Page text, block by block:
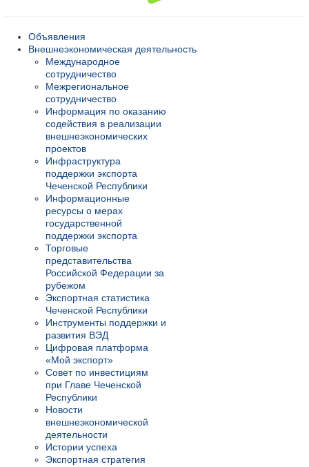
Объявления
Внешнеэкономическая деятельность
Международное
сотрудничество
Межрегиональное
сотрудничество
Информация по оказанию
содействия в реализации
внешнеэкономических
проектов
Инфраструктура
поддержки экспорта
Чеченской Республики
Информационные
ресурсы о мерах
государственной
поддержки экспорта
Торговые
представительства
Российской Федерации за
рубежом
Экспортная статистика
Чеченской Республики
Инструменты поддержки и
развития ВЭД
Цифровая платформа
«Мой экспорт»
Совет по инвестициям
при Главе Чеченской
Республики
Новости
внешнеэкономической
деятельности
Истории успеха
Экспортная стратегия